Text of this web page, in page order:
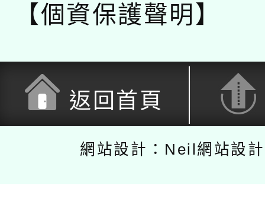
【個資保護聲明】
返回首頁
網站設計：Neil網站設